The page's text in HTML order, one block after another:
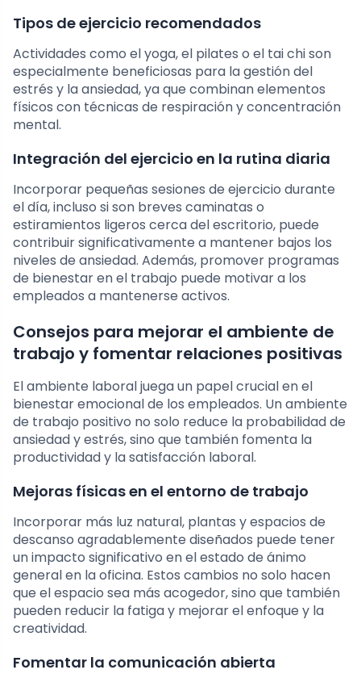
Tipos de ejercicio recomendados
Actividades como el yoga, el pilates o el tai chi son
especialmente beneficiosas para la gestión del
estrés y la ansiedad, ya que combinan elementos
físicos con técnicas de respiración y concentración
mental.
Integración del ejercicio en la rutina diaria
Incorporar pequeñas sesiones de ejercicio durante
el día, incluso si son breves caminatas o
estiramientos ligeros cerca del escritorio, puede
contribuir significativamente a mantener bajos los
niveles de ansiedad. Además, promover programas
de bienestar en el trabajo puede motivar a los
empleados a mantenerse activos.
Consejos para mejorar el ambiente de
trabajo y fomentar relaciones positivas
El ambiente laboral juega un papel crucial en el
bienestar emocional de los empleados. Un ambiente
de trabajo positivo no solo reduce la probabilidad de
ansiedad y estrés, sino que también fomenta la
productividad y la satisfacción laboral.
Mejoras físicas en el entorno de trabajo
Incorporar más luz natural, plantas y espacios de
descanso agradablemente diseñados puede tener
un impacto significativo en el estado de ánimo
general en la oficina. Estos cambios no solo hacen
que el espacio sea más acogedor, sino que también
pueden reducir la fatiga y mejorar el enfoque y la
creatividad.
Fomentar la comunicación abierta